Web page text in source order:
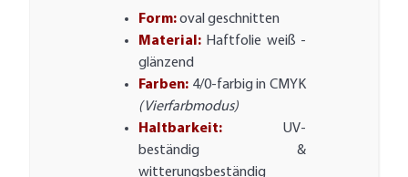
Form:oval geschnitten
Material:Haftfolie weiß -
glänzend
Farben:4/0-farbig in CMYK
(Vierfarbmodus)
Haltbarkeit:UV-
beständig &
witterungsbeständig